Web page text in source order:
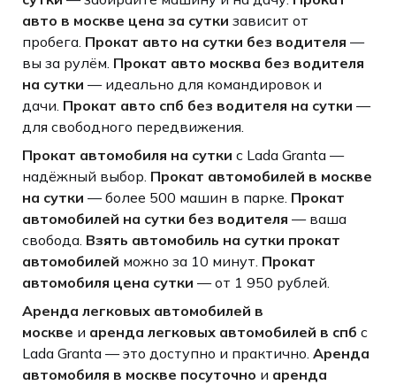
авто в москве цена за сутки зависит от
пробега. Прокат авто на сутки без водителя —
вы за рулём. Прокат авто москва без водителя
на сутки — идеально для командировок и
дачи. Прокат авто спб без водителя на сутки —
для свободного передвижения.
Прокат автомобиля на сутки с Lada Granta —
надёжный выбор. Прокат автомобилей в москве
на сутки — более 500 машин в парке. Прокат
автомобилей на сутки без водителя — ваша
свобода. Взять автомобиль на сутки прокат
автомобилей можно за 10 минут. Прокат
автомобиля цена сутки — от 1 950 рублей.
Аренда легковых автомобилей в
москве и аренда легковых автомобилей в спб с
Lada Granta — это доступно и практично. Аренда
автомобиля в москве посуточно и аренда